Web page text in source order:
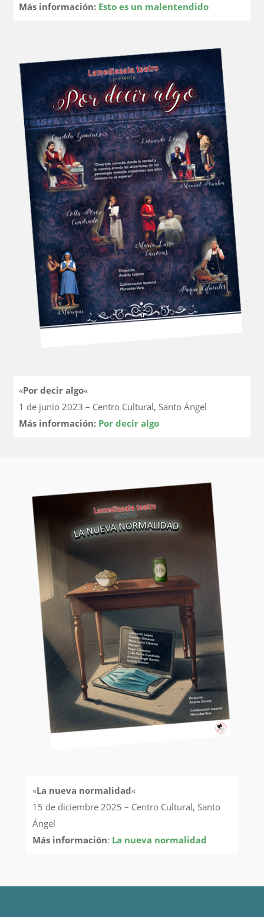
Más información: Esto es un malentendido
«Por decir algo«
1 de junio 2023 – Centro Cultural, Santo Ángel
Más información: Por decir algo
«La nueva normalidad«
15 de diciembre 2025 – Centro Cultural, Santo
Ángel
Más información: La nueva normalidad